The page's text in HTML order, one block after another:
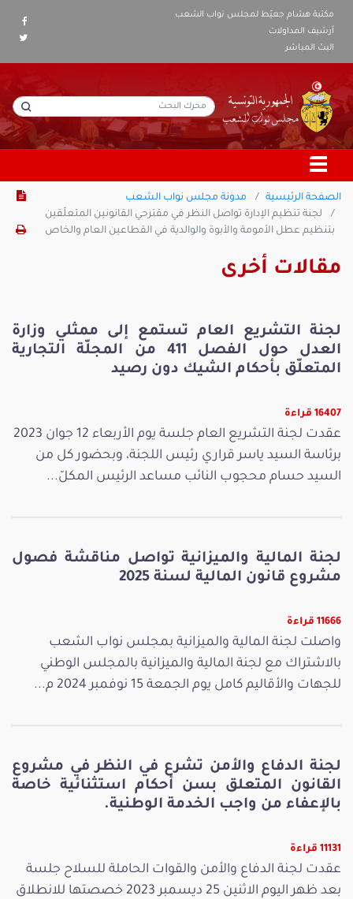
مكتبة هشام جعيّط لمجلس نواب الشعب
أرشيف المداولات
البث المباشر
الصفحة الرئيسية
مدونة مجلس نواب الشعب
لجنة تنظيم الإدارة تواصل النظر في مقترحي القانونين المتعلّقين
بتنظيم عطل الأمومة والأبوة والوالدية في القطاعين العام والخاص
مقالات أخرى
لجنة التشريع العام تستمع إلى ممثلي وزارة
العدل حول الفصل 411 من المجلّة التجارية
المتعلّق بأحكام الشيك دون رصيد
16407 قراءة
عقدت لجنة التشريع العام جلسة يوم الأربعاء 12 جوان 2023
برئاسة السيد ياسر قراري رئيس اللجنة، وبحضور كل من
السيد حسام محجوب النائب مساعد الرئيس المكلّ...
لجنة المالية والميزانية تواصل مناقشة فصول
مشروع قانون المالية لسنة 2025
11666 قراءة
واصلت لجنة المالية والميزانية بمجلس نواب الشعب
بالاشتراك مع لجنة المالية والميزانية بالمجلس الوطني
للجهات والأقاليم كامل يوم الجمعة 15 نوفمبر 2024 م...
لجنة الدفاع والأمن تشرع في النظر في مشروع
القانون المتعلق بسن أحكام استثنائية خاصة
بالإعفاء من واجب الخدمة الوطنية.
11131 قراءة
عقدت لجنة الدفاع والأمن والقوات الحاملة للسلاح جلسة
بعد ظهر اليوم الاثنين 25 ديسمبر 2023 خصصتها للانطلاق